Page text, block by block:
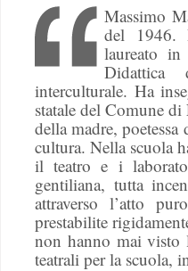
Massimo
del 1946.
laureato
Didattica
interculturale. Ha
statale del Comune
della madre,
cultura. Nella scuola
il teatro e i
gentiliana, tutta
attraverso l’atto
prestabilite
non hanno mai
teatrali per la scuola,